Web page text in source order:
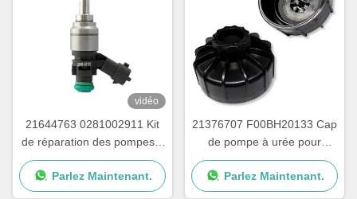
vidéo
21644763 0281002911 Kit
de réparation des pompes à
urée pour camions
Parlez Maintenant.
21376707 F00BH20133 Cap
de pompe à urée pour
pièces de pompes à adblue
Parlez Maintenant.